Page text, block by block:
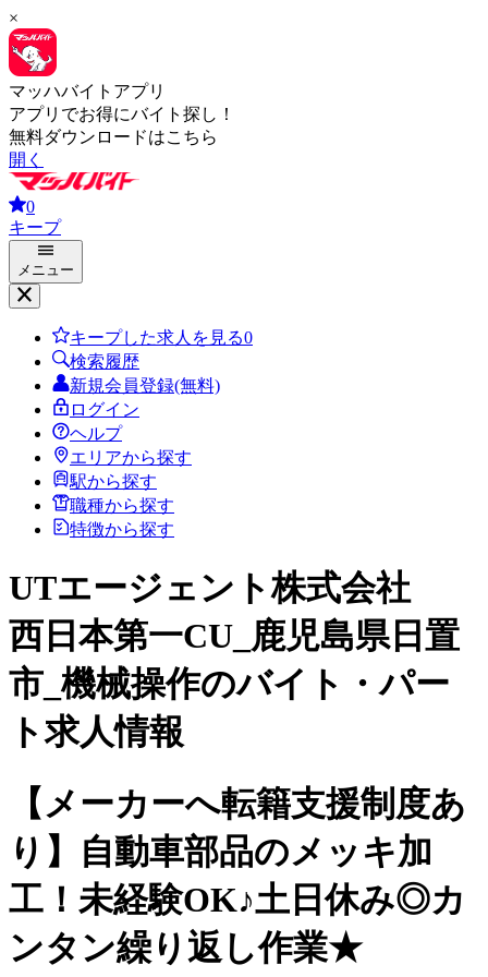
×
マッハバイトアプリ
アプリでお得にバイト探し！
無料ダウンロードはこちら
開く
0
キープ
メニュー
キープした求人を見る0
検索履歴
新規会員登録(無料)
ログイン
ヘルプ
エリアから探す
駅から探す
職種から探す
特徴から探す
UTエージェント株式会社
西日本第一CU_鹿児島県日置
市_機械操作のバイト・パー
ト求人情報
【メーカーへ転籍支援制度あ
り】自動車部品のメッキ加
工！未経験OK♪土日休み◎カ
ンタン繰り返し作業★